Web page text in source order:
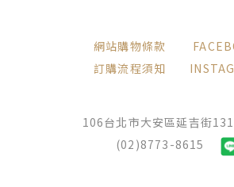
網站購物條款
訂購流程須知
106台北市大安區延吉街
(02)8773-8615